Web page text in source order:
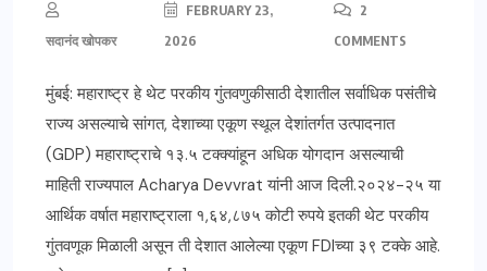
सदानंद खोपकर
FEBRUARY 23,
2026
2
COMMENTS
मुंबई: महाराष्ट्र हे थेट परकीय गुंतवणुकीसाठी देशातील सर्वाधिक पसंतीचे
राज्य असल्याचे सांगत, देशाच्या एकूण स्थूल देशांतर्गत उत्पादनात
(GDP) महाराष्ट्राचे १३.५ टक्क्यांहून अधिक योगदान असल्याची
माहिती राज्यपाल Acharya Devvrat यांनी आज दिली.२०२४-२५ या
आर्थिक वर्षात महाराष्ट्राला १,६४,८७५ कोटी रुपये इतकी थेट परकीय
गुंतवणूक मिळाली असून ती देशात आलेल्या एकूण FDIच्या ३९ टक्के आहे.